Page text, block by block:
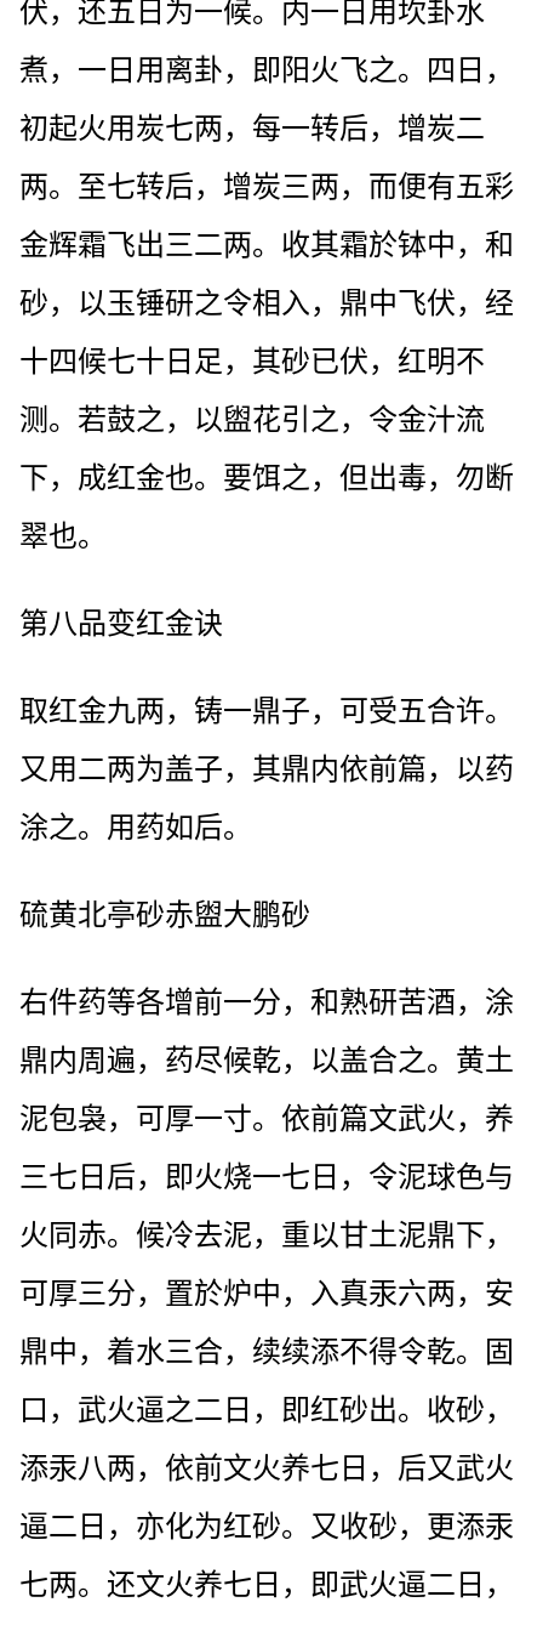
伏，还五日为一候。内一日用坎卦水
煮，一日用离卦，即阳火飞之。四日，
初起火用炭七两，每一转后，增炭二
两。至七转后，增炭三两，而便有五彩
金辉霜飞出三二两。收其霜於钵中，和
砂，以玉锤研之令相入，鼎中飞伏，经
十四候七十日足，其砂已伏，红明不
测。若鼓之，以盥花引之，令金汁流
下，成红金也。要饵之，但出毒，勿断
翠也。
第八品变红金诀
取红金九两，铸一鼎子，可受五合许。
又用二两为盖子，其鼎内依前篇，以药
涂之。用药如后。
硫黄北亭砂赤盥大鹏砂
右件药等各增前一分，和熟研苦酒，涂
鼎内周遍，药尽候乾，以盖合之。黄土
泥包袅，可厚一寸。依前篇文武火，养
三七日后，即火烧一七日，令泥球色与
火同赤。候冷去泥，重以甘土泥鼎下，
可厚三分，置於炉中，入真汞六两，安
鼎中，着水三合，续续添不得令乾。固
口，武火逼之二日，即红砂出。收砂，
添汞八两，依前文火养七日，后又武火
逼二日，亦化为红砂。又收砂，更添汞
七两。还文火养七日，即武火逼二日，